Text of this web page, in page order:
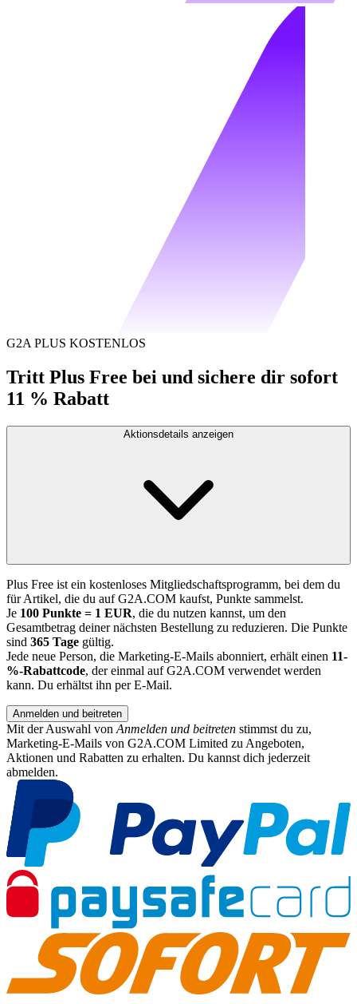
G2A PLUS KOSTENLOS
Tritt Plus Free bei und sichere dir sofort
11 % Rabatt
Aktionsdetails anzeigen
Plus Free ist ein kostenloses Mitgliedschaftsprogramm, bei dem du
für Artikel, die du auf G2A.COM kaufst, Punkte sammelst.
Je 100 Punkte = 1 EUR, die du nutzen kannst, um den
Gesamtbetrag deiner nächsten Bestellung zu reduzieren. Die Punkte
sind 365 Tage gültig.
Jede neue Person, die Marketing-E-Mails abonniert, erhält einen 11-
%-Rabattcode, der einmal auf G2A.COM verwendet werden
kann. Du erhältst ihn per E-Mail.
Anmelden und beitreten
Mit der Auswahl von Anmelden und beitreten stimmst du zu,
Marketing-E-Mails von G2A.COM Limited zu Angeboten,
Aktionen und Rabatten zu erhalten. Du kannst dich jederzeit
abmelden.